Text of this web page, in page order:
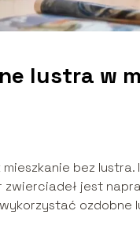
lustra w
bez
jest